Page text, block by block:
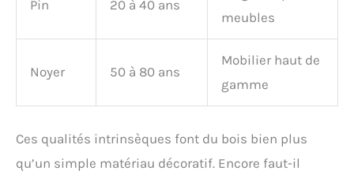
Pin 20 à 40 ans
meubles
Noyer 50 à 80 ans
Mobilier haut de
gamme
Ces qualités intrinsèques font du bois bien plus
qu’un simple matériau décoratif. Encore faut-il